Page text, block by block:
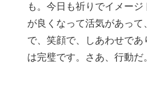
も。今日も祈りでイメー
が良くなって活気があっ
で、笑顔で、しあわせで
は完璧です。さあ、行動だ